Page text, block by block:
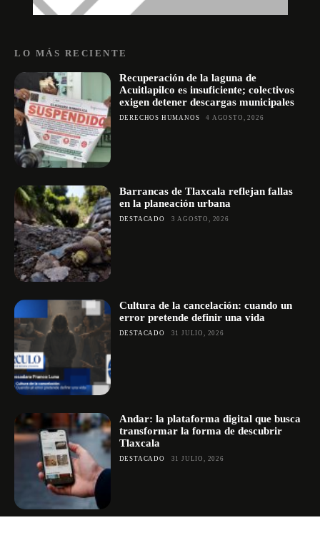
LO MÁS RECIENTE
Recuperación de la laguna de
Acuitlapilco es insuficiente; colectivos
exigen detener descargas municipales
DERECHOS HUMANOS 4 AGOSTO, 2026
Barrancas de Tlaxcala reflejan fallas
en la planeación urbana
DESTACADO 3 AGOSTO, 2026
Cultura de la cancelación: cuando un
error pretende definir una vida
DESTACADO 31 JULIO, 2026
Andar: la plataforma digital que busca
transformar la forma de descubrir
Tlaxcala
DESTACADO 31 JULIO, 2026